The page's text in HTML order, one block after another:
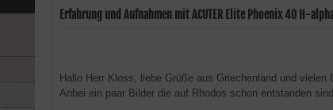
Erfahrung und Aufnahmen mit ACUTER Elite Phoenix 40 H-
Hallo Herr Kloss, liebe Grüße aus Griechenland und vielen
Anbei ein paar Bilder die auf Rhodos schon entstanden sind.